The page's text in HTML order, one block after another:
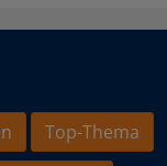
Top-Thema